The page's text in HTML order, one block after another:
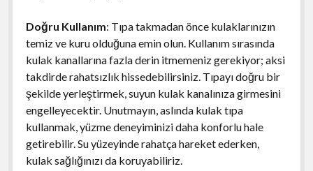
Doğru Kullanım: Tıpa takmadan önce kulaklarınızın
temiz ve kuru olduğuna emin olun. Kullanım sırasında
kulak kanallarına fazla derin itmemeniz gerekiyor; aksi
takdirde rahatsızlık hissedebilirsiniz. Tıpayı doğru bir
şekilde yerleştirmek, suyun kulak kanalınıza girmesini
engelleyecektir. Unutmayın, aslında kulak tıpa
kullanmak, yüzme deneyiminizi daha konforlu hale
getirebilir. Su yüzeyinde rahatça hareket ederken,
kulak sağlığınızı da koruyabiliriz.